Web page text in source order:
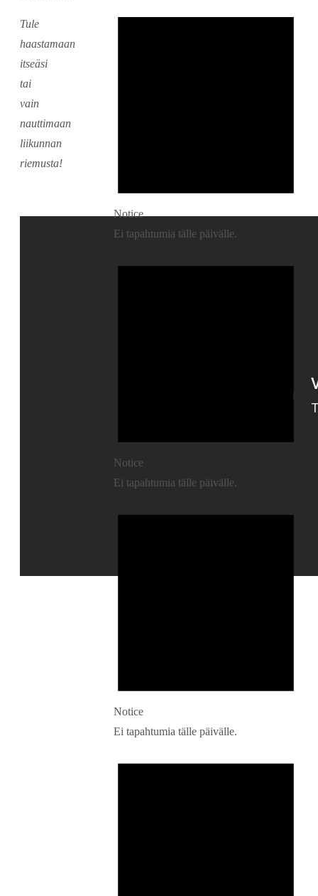
Tule
haastamaan
itseäsi
tai
vain
nauttimaan
liikunnan
riemusta!
Notice
Ei tapahtumia tälle päivälle.
Notice
Ei tapahtumia tälle päivälle.
Notice
Ei tapahtumia tälle päivälle.